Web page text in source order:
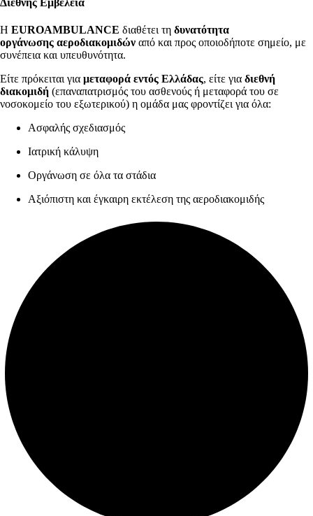
Διεθνής Εμβέλεια
Η EUROAMBULANCE διαθέτει τη δυνατότητα
οργάνωσης αεροδιακομιδών από και προς οποιοδήποτε σημείο, με
συνέπεια και υπευθυνότητα.
Είτε πρόκειται για μεταφορά εντός Ελλάδας, είτε για διεθνή
διακομιδή (επαναπατρισμός του ασθενούς ή μεταφορά του σε
νοσοκομείο του εξωτερικού) η ομάδα μας φροντίζει για όλα:
Ασφαλής σχεδιασμός
Ιατρική κάλυψη
Οργάνωση σε όλα τα στάδια
Αξιόπιστη και έγκαιρη εκτέλεση της αεροδιακομιδής